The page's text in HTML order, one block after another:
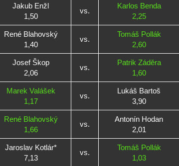
Jakub Enžl
1,50
vs.
Karlos Benda
2,25
René Blahovský
1,40
vs.
Tomáš Pollák
2,60
Josef Škop
2,06
vs.
Patrik Záděra
1,60
Marek Valášek
1,17
vs.
Lukáš Bartoš
3,90
René Blahovský
1,66
vs.
Antonín Hodan
2,01
Jaroslav Kotlár*
7,13
vs.
Tomáš Pollák
1,03